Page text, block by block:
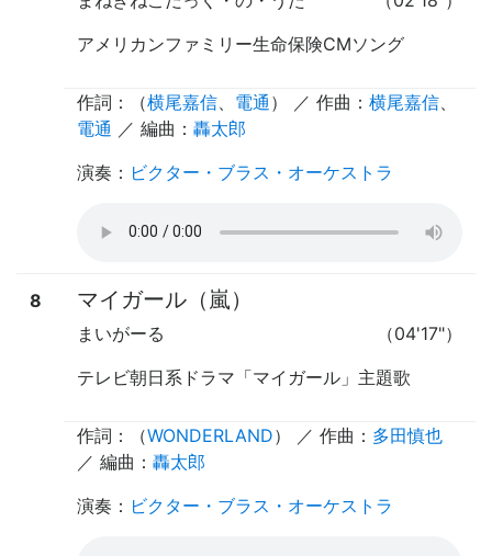
アメリカンファミリー生命保険CMソング
作詞：（横尾嘉信 電通 ） ／ 作曲： 横尾嘉信
電通 ／ 編曲： 轟太郎
演奏 ： ビクター・ブラス・オーケストラ
8 マイガール（嵐）
（04'17"）
まいがーる
テレビ朝日系ドラマ「マイガール」主題歌
作詞：（WONDERLAND） ／ 作曲： 多田慎也
／ 編曲： 轟太郎
演奏 ： ビクター・ブラス・オーケストラ